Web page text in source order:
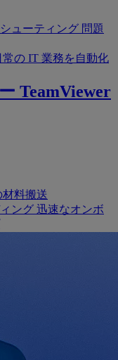
ューティング 問題
常の IT 業務を自動化
TeamViewer
料搬送
ング 迅速なオンボ